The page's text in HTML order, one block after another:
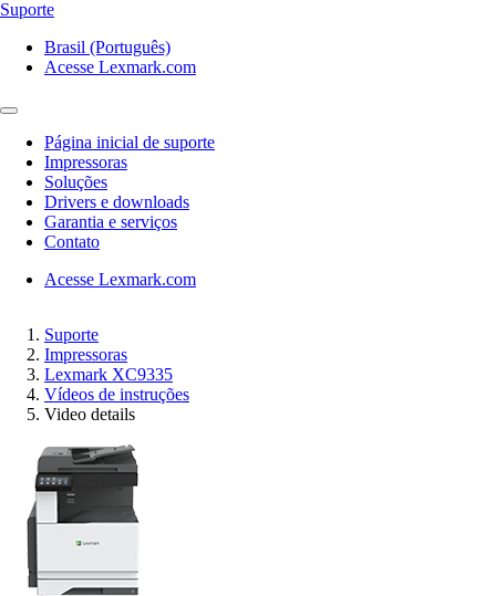
Suporte
Brasil (Português)
Acesse Lexmark.com
Página inicial de suporte
Impressoras
Soluções
Drivers e downloads
Garantia e serviços
Contato
Acesse Lexmark.com
Suporte
Impressoras
Lexmark XC9335
Vídeos de instruções
Video details